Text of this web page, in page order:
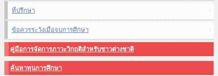
ที่ปรึกษา
ข้อควรระวังเมื่อจบการศึกษา
คู่มือการจัดการภาวะวิกฤติสำหรับชาวต่างชาติ
ค้นหาทุนการศึกษา